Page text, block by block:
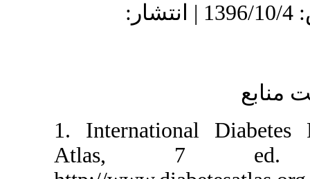
دریافت: 1396/4/21 | پذیرش: 1396/10/4 | انتشار:
1. International
Atlas, 7